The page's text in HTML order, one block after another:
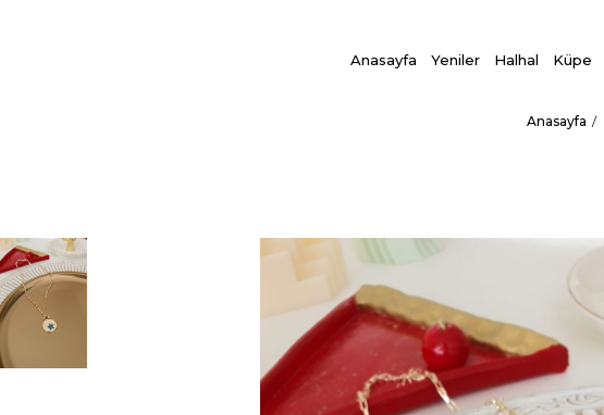
Anasayfa Yeniler Halhal Küpe
Anasayfa